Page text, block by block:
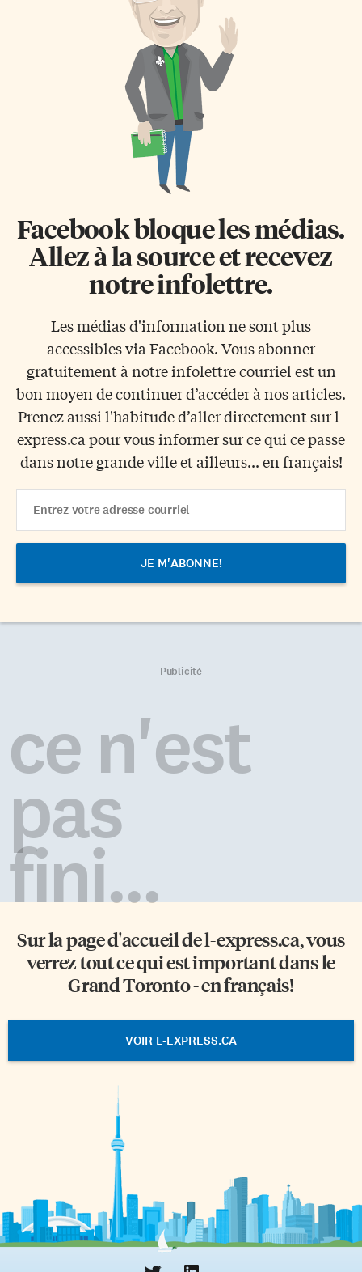
Facebook bloque les médias.
Allez à la source et recevez
notre infolettre.
Les médias d'information ne sont plus
accessibles via Facebook. Vous abonner
gratuitement à notre infolettre courriel est un
bon moyen de continuer d’accéder à nos articles.
Prenez aussi l'habitude d’aller directement sur l-
express.ca pour vous informer sur ce qui ce passe
dans notre grande ville et ailleurs... en français!
Address
Publicité
ce n'est
pas
fini...
Sur la page d'accueil del-express.ca, vous
verrez tout ce qui est important dans le
Grand Toronto - en français!
VOIR L-EXPRESS.CA